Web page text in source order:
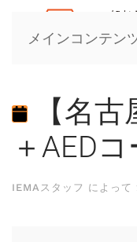
メインコンテン
【名古
＋AED
IEMAスタッフ によって